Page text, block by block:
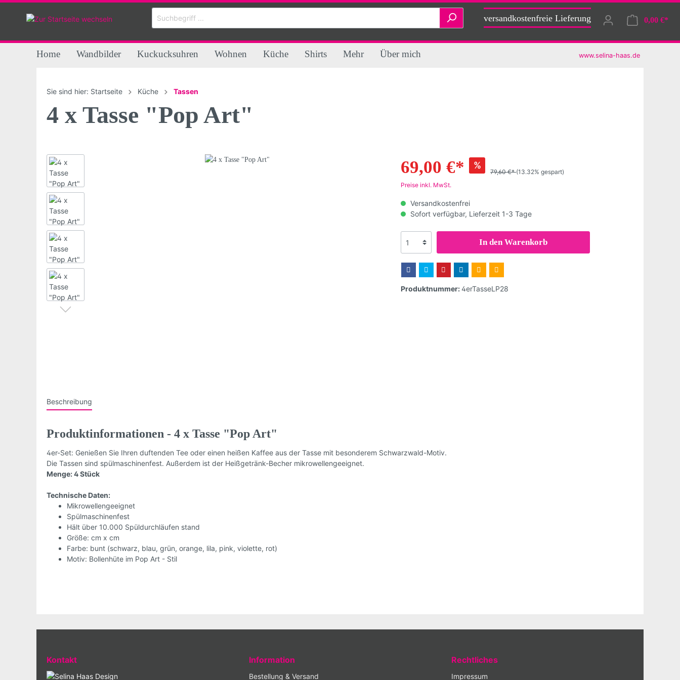
versandkostenfreie Lieferung 0,00 €*
Home Wandbilder Kuckucksuhren Wohnen Küche Shirts Mehr Über mich www.selina-haas.de
Zur Kategorie Kuckucksuhren
Unikate & Serien B-Ware & SALE
Zur Kategorie Wohnen
Decken Kissen
Zur Kategorie Küche
Servietten Tassen
Zur Kategorie Shirts
Kinder Erwachsene
Zur Kategorie Mehr
Karten Puzzle NEU!
Sie sind hier: Startseite Küche Tassen
4 x Tasse "Pop Art"
69,00 €* %
79,60 €*(13.32% gespart)
Preise inkl. MwSt.
Versandkostenfrei
Sofort verfügbar, Lieferzeit 1-3 Tage
In den Warenkorb
Produktnummer:4erTasseLP28
Beschreibung
Produktinformationen - 4 x Tasse "Pop Art"
4er-Set: Genießen Sie Ihren duftenden Tee oder einen heißen Kaffee aus der Tasse mit besonderem Schwarzwald-Motiv.
Die Tassen sind spülmaschinenfest. Außerdem ist der Heißgetränk-Becher mikrowellengeeignet.
Menge: 4 Stück
Technische Daten:
Mikrowellengeeignet
Spülmaschinenfest
Hält über 10.000 Spüldurchläufen stand
Größe: cm x cm
Farbe: bunt (schwarz, blau, grün, orange, lila, pink, violette, rot)
Motiv: Bollenhüte im Pop Art - Stil
Kontakt Information
Bestellung & Versand
Rechtliches
Impressum